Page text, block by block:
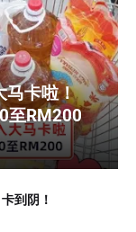
马卡啦！
至RM200
到阴！